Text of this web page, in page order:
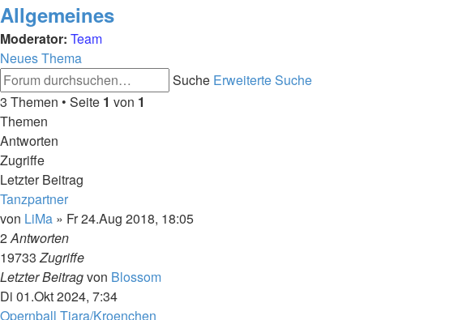
Allgemeines
Moderator: Team
Neues Thema
Suche Erweiterte Suche
3 Themen • Seite 1 von 1
Themen
Antworten
Zugriffe
Letzter Beitrag
Tanzpartner
von LiMa » Fr 24.Aug 2018, 18:05
2Antworten
19733Zugriffe
Letzter Beitragvon Blossom
Di 01.Okt 2024, 7:34
Opernball Tiara/Kroenchen